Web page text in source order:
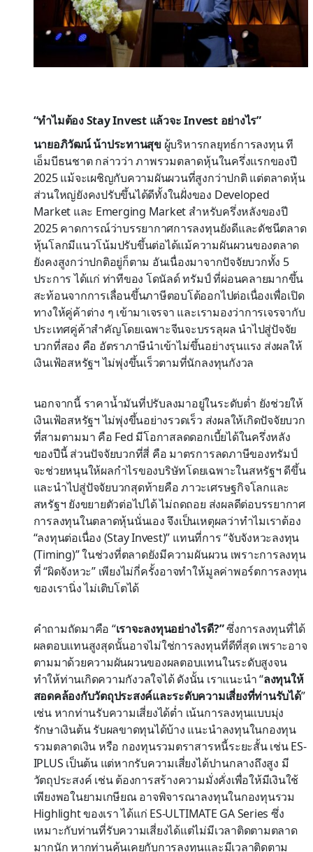
“ทำไมต้อง Stay Invest แล้วจะ Invest อย่างไร”
นายอภิวัฒน์ น้าประทานสุขผู้บริหารกลยุทธ์การลงทุน ที
เอ็มบีธนชาต กล่าวว่า ภาพรวมตลาดหุ้นในครึ่งแรกของปี
2025 แม้จะเผชิญกับความผันผวนที่สูงกว่าปกติ แต่ตลาดหุ้น
ส่วนใหญ่ยังคงปรับขึ้นได้ดีทั้งในฝั่งของ Developed
Market และ Emerging Market สำหรับครึ่งหลังของปี
2025 คาดการณ์ว่าบรรยากาศการลงทุนยังดีและดัชนีตลาด
หุ้นโลกมีแนวโน้มปรับขึ้นต่อได้แม้ความผันผวนของตลาด
ยังคงสูงกว่าปกติอยู่ก็ตาม อันเนื่องมาจากปัจจัยบวกทั้ง 5
ประการ ได้แก่ ท่าทีของ โดนัลด์ ทรัมป์ ที่ผ่อนคลายมากขึ้น
สะท้อนจากการเลื่อนขึ้นภาษีตอบโต้ออกไปต่อเนื่องเพื่อเปิด
ทางให้คู่ค้าต่าง ๆ เข้ามาเจรจา และเรามองว่าการเจรจากับ
ประเทศคู่ค้าสำคัญโดยเฉพาะจีนจะบรรลุผล นำไปสู่ปัจจัย
บวกที่สอง คือ อัตราภาษีนำเข้าไม่ขึ้นอย่างรุนแรง ส่งผลให้
เงินเฟ้อสหรัฐฯ ไม่พุ่งขึ้นเร็วตามที่นักลงทุนกังวล
นอกจากนี้ ราคาน้ำมันที่ปรับลงมาอยู่ในระดับต่ำ ยังช่วยให้
เงินเฟ้อสหรัฐฯ ไม่พุ่งขึ้นอย่างรวดเร็ว ส่งผลให้เกิดปัจจัยบวก
ที่สามตามมา คือ Fed มีโอกาสลดดอกเบี้ยได้ในครึ่งหลัง
ของปีนี้ ส่วนปัจจัยบวกที่สี่ คือ มาตรการลดภาษีของทรัมป์
จะช่วยหนุนให้ผลกำไรของบริษัทโดยเฉพาะในสหรัฐฯ ดีขึ้น
และนำไปสู่ปัจจัยบวกสุดท้ายคือ ภาวะเศรษฐกิจโลกและ
สหรัฐฯ ยังขยายตัวต่อไปได้ ไม่ถดถอย ส่งผลดีต่อบรรยากาศ
การลงทุนในตลาดหุ้นนั่นเอง จึงเป็นเหตุผลว่าทำไมเราต้อง
“ลงทุนต่อเนื่อง (Stay Invest)” แทนที่การ “จับจังหวะลงทุน
(Timing)” ในช่วงที่ตลาดยังมีความผันผวน เพราะการลงทุน
ที่ “ผิดจังหวะ” เพียงไม่กี่ครั้งอาจทำให้มูลค่าพอร์ตการลงทุน
ของเรานิ่ง ไม่เติบโตได้
คำถามถัดมาคือ “เราจะลงทุนอย่างไรดี?”ซึ่งการลงทุนที่ได้
ผลตอบแทนสูงสุดนั้นอาจไม่ใช่การลงทุนที่ดีที่สุด เพราะอาจ
ตามมาด้วยความผันผวนของผลตอบแทนในระดับสูงจน
ทำให้ท่านเกิดความกังวลใจได้ ดังนั้น เราแนะนำ “ลงทุนให้
สอดคล้องกับวัตถุประสงค์และระดับความเสี่ยงที่ท่านรับได้”
เช่น หากท่านรับความเสี่ยงได้ต่ำ เน้นการลงทุนแบบมุ่ง
รักษาเงินต้น รับผลขาดทุนได้บ้าง แนะนำลงทุนในกองทุน
รวมตลาดเงิน หรือ กองทุนรวมตราสารหนี้ระยะสั้น เช่น ES-
IPLUS เป็นต้น แต่หากรับความเสี่ยงได้ปานกลางถึงสูง มี
วัตถุประสงค์ เช่น ต้องการสร้างความมั่งคั่งเพื่อให้มีเงินใช้
เพียงพอในยามเกษียณ อาจพิจารณาลงทุนในกองทุนรวม
Highlight ของเรา ได้แก่ ES-ULTIMATE GA Series ซึ่ง
เหมาะกับท่านที่รับความเสี่ยงได้แต่ไม่มีเวลาติดตามตลาด
มากนัก หากท่านคุ้นเคยกับการลงทุนและมีเวลาติดตาม